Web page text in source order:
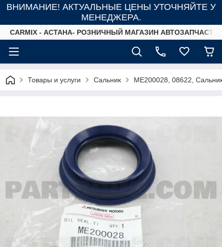
ВНИМАНИЕ! АКТУАЛЬНЫЕ ЦЕНЫ УТОЧНЯЙТЕ У
МЕНЕДЖЕРА.
СARMIX - АСТАНА- РОЗНИЧНЫЙ МАГАЗИН
Товары и услуги Сальник ME200028, 08622,